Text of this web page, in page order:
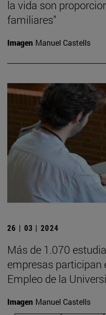
la vida son
familiares"
Imagen Manuel Castells
26 | 03 | 2024
Más de 1.070
empresas participan
Empleo de la
Imagen Manuel Castells